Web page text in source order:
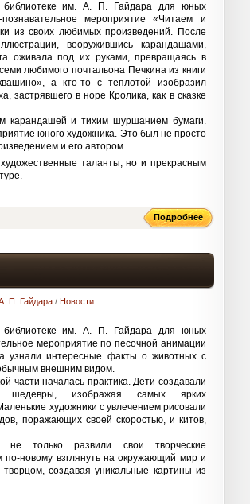
им. А. П. Гайдара для юных
мероприятие «Читаем и
из своих любимых произведений. После
вооружившись карандашами,
оживала под их руками, превращаясь в
любимого почтальона Печкина из книги
а кто-то с теплотой изобразил
застрявшего в норе Кролика, как в сказке
карандашей и тихим шуршанием бумаги.
юного художника. Это был не просто
и его автором.
таланты, но и прекрасным
Подробнее
П. Гайдара /Новости
им. А. П. Гайдара для юных
мероприятие по песочной анимации
узнали интересные факты о животных с
внешним видом.
части началась практика. Дети создавали
шедевры, изображая самых ярких
художники с увлечением рисовали
поражающих своей скоростью, и китов,
не только развили свои творческие
новому взглянуть на окружающий мир и
создавая уникальные картины из